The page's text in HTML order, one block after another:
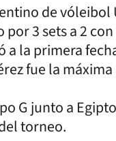
de
3 sets a 2
la primera
fue la
G junto a
torneo.